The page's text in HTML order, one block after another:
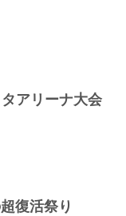
アリーナ大会
復活祭り